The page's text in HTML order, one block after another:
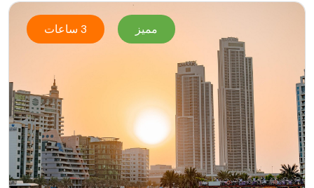
مميز 3 ساعات